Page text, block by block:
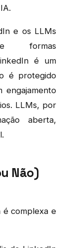
e os LLMs
formas
é um
é protegido
engajamento
LLMs, por
aberta,
Não)
é complexa e